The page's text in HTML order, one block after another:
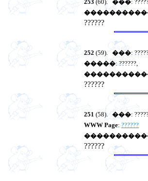
253 (60). ���:
??????
252 (59).���:
�����: ??????,
??????
251 (58).���:
WWW Page: ??????
??????